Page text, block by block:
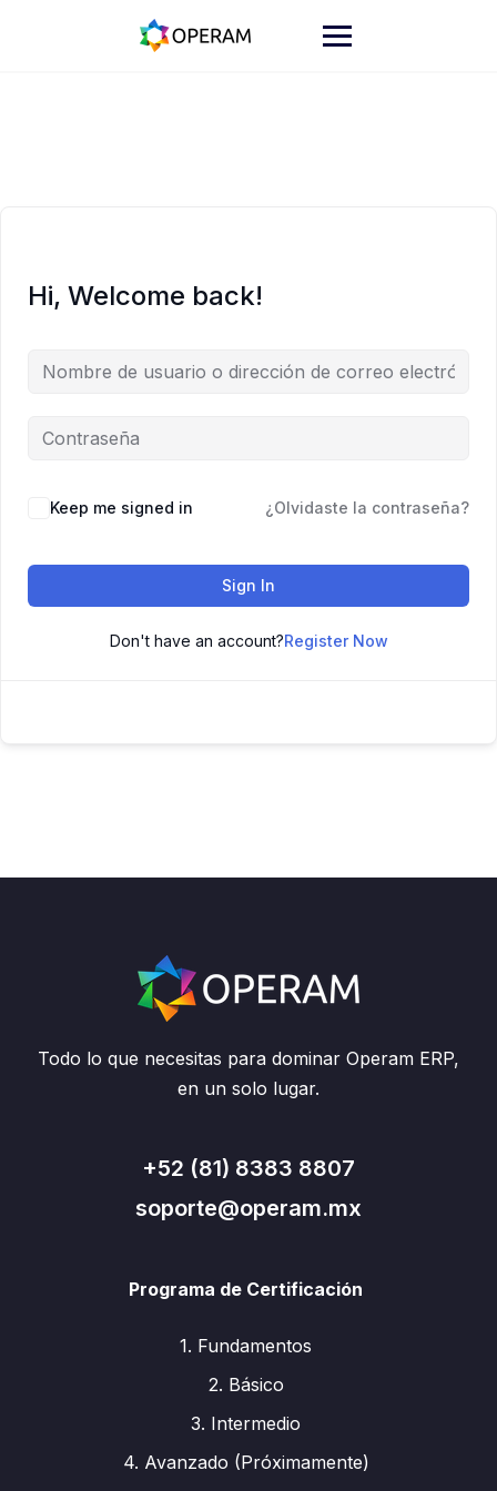
Hi, Welcome back!
Keep me signed in ¿Olvidaste la contraseña?
Sign In
Don't have an account?Register Now
Todo lo que necesitas para dominar Operam ERP,
en un solo lugar.
+52 (81) 8383 8807
soporte@operam.mx
Programa de Certificación
1. Fundamentos
2. Básico
3. Intermedio
4. Avanzado (Próximamente)